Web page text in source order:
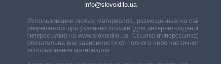
info@slovoidilo.ua
Использование любых материалов, размещённых на сайте,
разрешается при указании ссылки (для интернет-изданий —
гиперссылки) на www.slovoidilo.ua. Ссылка (гиперссылка)
обязательна вне зависимости от полного либо частичного
использования материалов.